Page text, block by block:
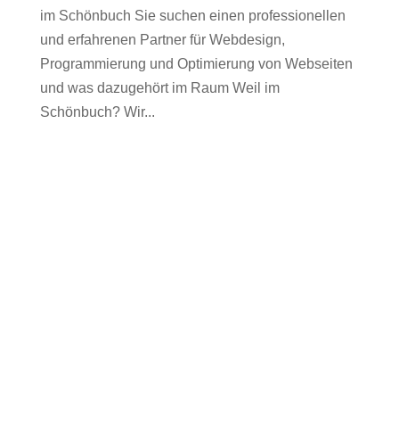
im Schönbuch Sie suchen einen professionellen
und erfahrenen Partner für Webdesign,
Programmierung und Optimierung von Webseiten
und was dazugehört im Raum Weil im
Schönbuch? Wir...